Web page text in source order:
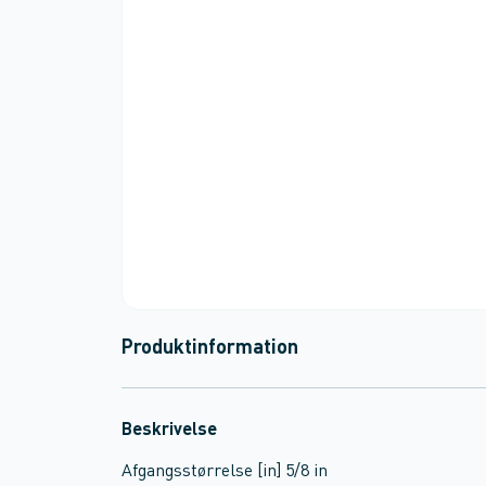
Produktinformation
Beskrivelse
Afgangsstørrelse [in] 5/8 in